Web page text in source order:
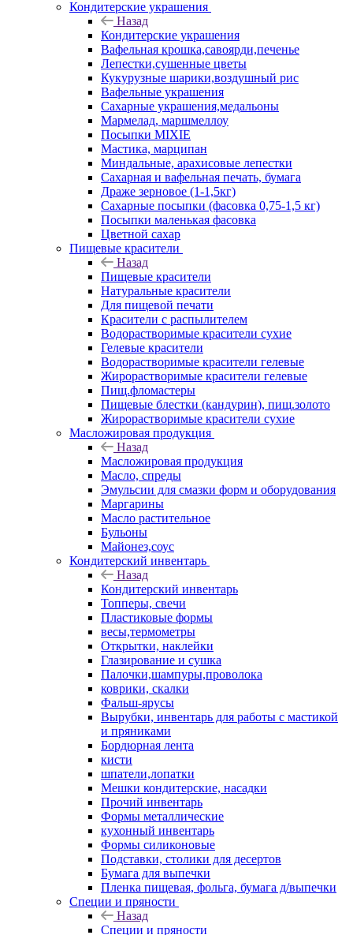
Кондитерские украшения
Назад
Кондитерские украшения
Вафельная крошка,савоярди,печенье
Лепестки,сушенные цветы
Кукурузные шарики,воздушный рис
Вафельные украшения
Сахарные украшения,медальоны
Мармелад, маршмеллоу
Посыпки MIXIE
Мастика, марципан
Миндальные, арахисовые лепестки
Сахарная и вафельная печать, бумага
Драже зерновое (1-1,5кг)
Сахарные посыпки (фасовка 0,75-1,5 кг)
Посыпки маленькая фасовка
Цветной сахар
Пищевые красители
Назад
Пищевые красители
Натуральные красители
Для пищевой печати
Красители с распылителем
Водорастворимые красители сухие
Гелевые красители
Водорастворимые красители гелевые
Жирорастворимые красители гелевые
Пищ.фломастеры
Пищевые блестки (кандурин), пищ.золото
Жирорастворимые красители сухие
Масложировая продукция
Назад
Масложировая продукция
Масло, спреды
Эмульсии для смазки форм и оборудования
Маргарины
Масло растительное
Бульоны
Майонез,соус
Кондитерский инвентарь
Назад
Кондитерский инвентарь
Топперы, свечи
Пластиковые формы
весы,термометры
Открытки, наклейки
Глазирование и сушка
Палочки,шампуры,проволока
коврики, скалки
Фальш-ярусы
Вырубки, инвентарь для работы с мастикой
и пряниками
Бордюрная лента
кисти
шпатели,лопатки
Мешки кондитерские, насадки
Прочий инвентарь
Формы металлические
кухонный инвентарь
Формы силиконовые
Подставки, столики для десертов
Бумага для выпечки
Пленка пищевая, фольга, бумага д/выпечки
Специи и пряности
Назад
Специи и пряности